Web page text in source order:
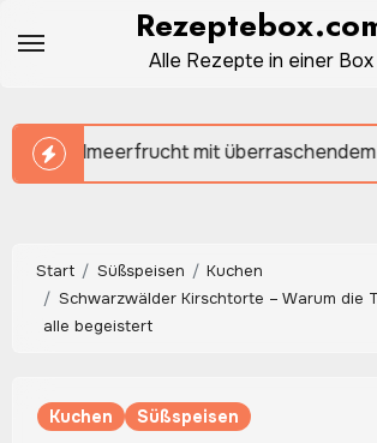
Inhalt
Alle Rezepte in einer Box
mit überraschendem Aroma
Start Süßspeisen
Kuchen
Schwarzwälder Kirschtorte – Warum die
alle begeistert
Kuchen Süßspeisen